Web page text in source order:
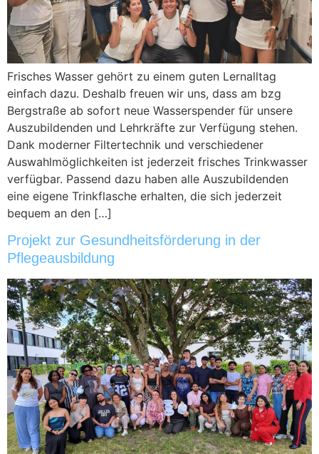
Frisches Wasser gehört zu einem guten Lernalltag
einfach dazu. Deshalb freuen wir uns, dass am bzg
Bergstraße ab sofort neue Wasserspender für unsere
Auszubildenden und Lehrkräfte zur Verfügung stehen.
Dank moderner Filtertechnik und verschiedener
Auswahlmöglichkeiten ist jederzeit frisches Trinkwasser
verfügbar. Passend dazu haben alle Auszubildenden
eine eigene Trinkflasche erhalten, die sich jederzeit
bequem an den […]
Projekt zur Gesundheitsförderung in der
Pflegeausbildung